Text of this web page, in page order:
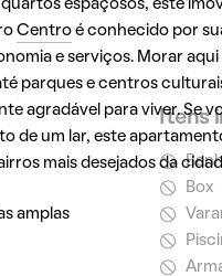
espaçosos, este
Centroé conhecido por
e serviços. Morar
parques e centros
agradável para viver. Se
de um lar, este
mais desejados da
amplas
Itens
Box